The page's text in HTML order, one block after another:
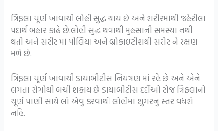
ત્રિફલા ચૂર્ણ ખાવાથી લોહી સુદ્ધ થાય છે અને શરીરમાંથી જહેરીલા
પદાર્થ બહાર કાઢે છે.લોહી સુદ્ધ થવાથી મુહસાની સમસ્યા નથી
થતી અને સરીર માં પીલિયા અને બ્રોકાઇટીશથી સરીર ને રક્ષણ
મળે છે.
ત્રિફલા ચૂર્ણ ખાવાથી ડાયાબીટીસ નિયત્રણ માં રહે છે અને એને
લગતા રોગોથી બચી શકાય છે ડાયાબીટીસ દર્દીઓ રોજ ત્રિફલાનો
ચૂર્ણ પાણી સાથે લો એવું કરવાથી લોહીમાં શુગરનું સ્તર વધશે
નહિ.